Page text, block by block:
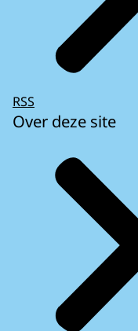
RSS
Over deze site